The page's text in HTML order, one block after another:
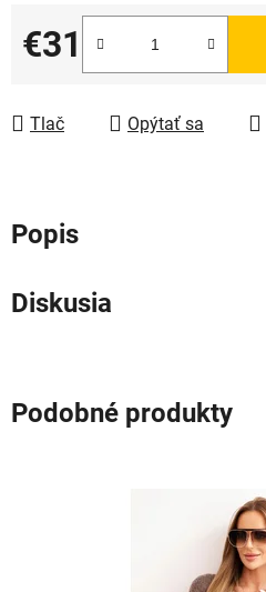
€31
Jednotková cena:
Tlač Opýtať sa
Popis
Diskusia
Podobné produkty